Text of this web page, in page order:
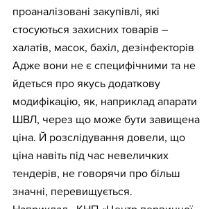
проаналізовані закупівлі, які
стосуються захисних товарів –
халатів, масок, бахіл, дезінфекторів
Адже вони не є специфічними та не
йдеться про якусь додаткову
модифікацію, як, наприклад апарати
ШВЛ, через що може бути завищена
ціна. Й розслідування довели, що
ціна навіть під час невеличких
тендерів, не говорячи про більш
значні, перевищується.